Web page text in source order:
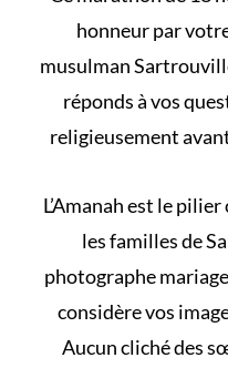
honneur par
musulman
réponds à vos
religieusement
L’Amanah est le
les familles de
photographe
considère vos
Aucun cliché des